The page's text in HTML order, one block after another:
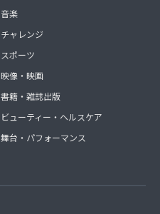
音楽
チャレンジ
スポーツ
映像・映画
書籍・雑誌出版
ビューティー・ヘルスケア
舞台・パフォーマンス